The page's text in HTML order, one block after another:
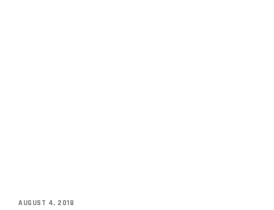
AUGUST 4, 2018